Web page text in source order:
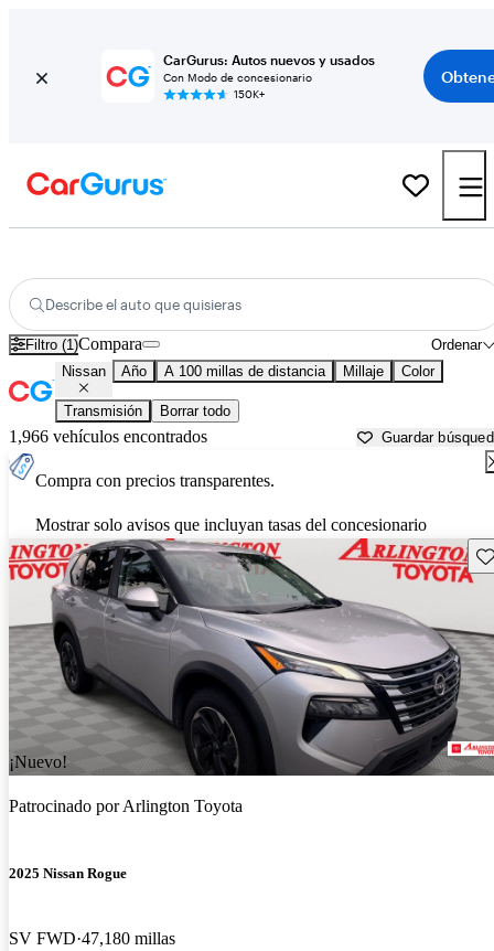
CarGurus: Autos nuevos y usados
Con Modo de concesionario
150K+
Describe el auto que quisieras
Filtro (1) Ordenar
Compara
Nissan Año A 100 millas de distancia Millaje Color
Transmisión Borrar todo
1,966 vehículos encontrados Guardar
Compra con precios transparentes.
Mostrar solo avisos que incluyan tasas del concesionario
¡Nuevo!
Patrocinado porArlington Toyota
2025 Nissan Rogue
SV FWD 47,180 millas